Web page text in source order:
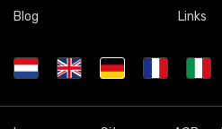
Blog
Links